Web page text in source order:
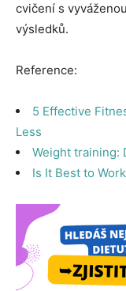
cvičení s
výsledků.
Reference:
5 Effective
Less
Weight training:
Is It Best to